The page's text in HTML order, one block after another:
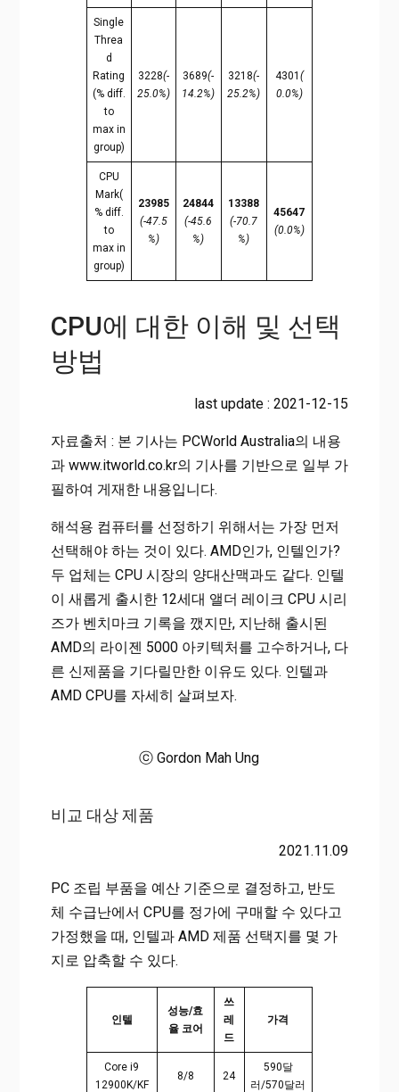
Single
Threa
d
Rating
(% diff.
to
max in
group)
3228(-
25.0%)
3689(-
14.2%)
3218(-
25.2%)
4301 (
0.0%)
CPU
Mark(
% diff.
to
max in
group)
23985
(-47.5
%)
24844
(-45.6
%)
13388
(-70.7
%)
45647
(0.0%)
CPU에 대한 이해 및 선택
방법
last update : 2021-12-15
자료출처 : 본 기사는 PCWorld Australia의 내용
과 www.itworld.co.kr의 기사를 기반으로 일부 가
필하여 게재한 내용입니다.
해석용 컴퓨터를 선정하기 위해서는 가장 먼저
선택해야 하는 것이 있다. AMD인가, 인텔인가?
두 업체는 CPU 시장의 양대산맥과도 같다. 인텔
이 새롭게 출시한 12세대 앨더 레이크 CPU 시리
즈가 벤치마크 기록을 깼지만, 지난해 출시된
AMD의 라이젠 5000 아키텍처를 고수하거나, 다
른 신제품을 기다릴만한 이유도 있다. 인텔과
AMD CPU를 자세히 살펴보자.
ⓒ Gordon Mah Ung
비교 대상 제품
2021.11.09
PC 조립 부품을 예산 기준으로 결정하고, 반도
체 수급난에서 CPU를 정가에 구매할 수 있다고
가정했을 때, 인텔과 AMD 제품 선택지를 몇 가
지로 압축할 수 있다.
인텔
성능/효
율 코어
쓰
레
드
가격
Core i9
12900K/KF
8/8 24
590달
러/570달러